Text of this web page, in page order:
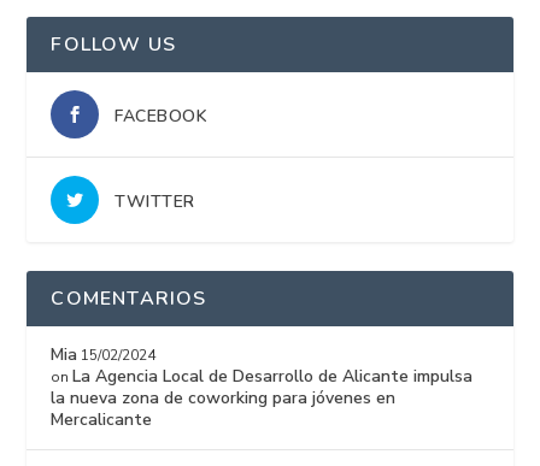
FOLLOW US
FACEBOOK
TWITTER
COMENTARIOS
Mia 15/02/2024
on La Agencia Local de Desarrollo de Alicante impulsa
la nueva zona de coworking para jóvenes en
Mercalicante